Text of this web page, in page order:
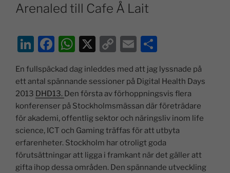
Arenaled till Cafe Å Lait
Li
k
e
dI
n
F
c
e
b
o
o
k
W
at
s
A
p
p
X
C
p
y
Li
n
k
E
ai
l
a
En fullspäckad dag inleddes med att jag lyssnade på
ett antal spännande sessioner på Digital Health Days
2013 DHD13. Den första av förhoppningsvis flera
konferenser på Stockholmsmässan där företrädare
för akademi, offentlig sektor och näringsliv inom life
science, ICT och Gaming träffas för att utbyta
erfarenheter. Stockholm har otroligt goda
förutsättningar att ligga i framkant när det gäller att
gifta ihop dessa områden. Den spännande utveckling